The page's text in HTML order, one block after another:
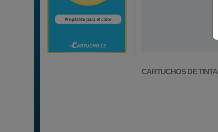
CARTUCHOS DE TINTA